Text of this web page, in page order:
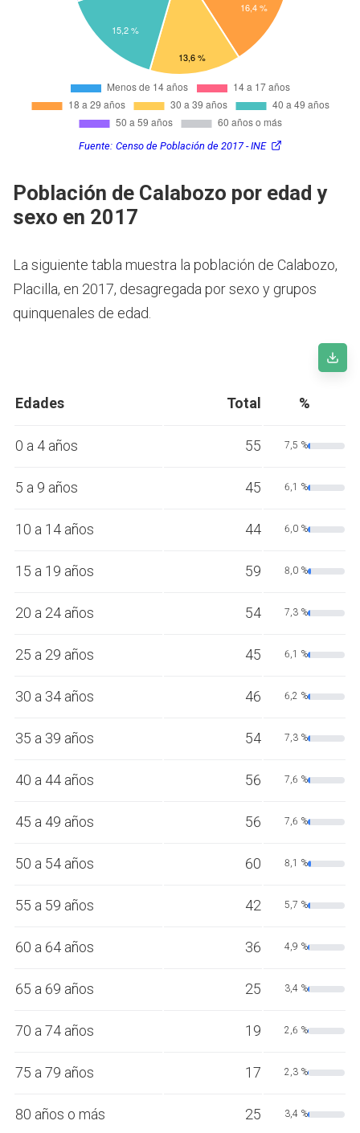
Fuente: Censo de Población de 2017 - INE
Población de Calabozo por edad y
sexo en 2017
La siguiente tabla muestra la población de Calabozo,
Placilla, en 2017, desagregada por sexo y grupos
quinquenales de edad.
Edades Total %
0 a 4 años 55 7,5 %
5 a 9 años 45 6,1 %
10 a 14 años 44 6,0 %
15 a 19 años 59 8,0 %
20 a 24 años 54 7,3 %
25 a 29 años 45 6,1 %
30 a 34 años 46 6,2 %
35 a 39 años 54 7,3 %
40 a 44 años 56 7,6 %
45 a 49 años 56 7,6 %
50 a 54 años 60 8,1 %
55 a 59 años 42 5,7 %
60 a 64 años 36 4,9 %
65 a 69 años 25 3,4 %
70 a 74 años 19 2,6 %
75 a 79 años 17 2,3 %
80 años o más 25 3,4 %